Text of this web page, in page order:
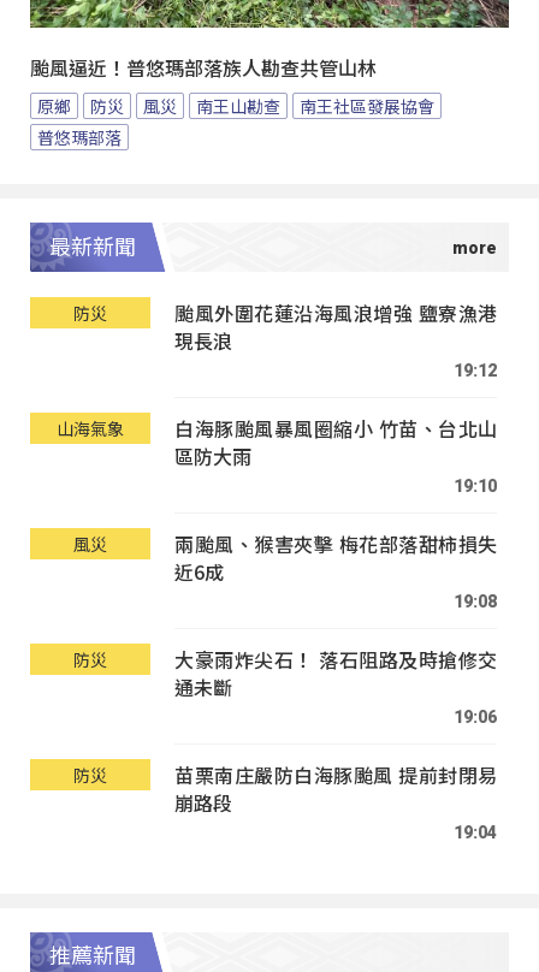
颱風逼近！普悠瑪部落族人勘查共管山林
原鄉 防災 風災 南王山勘查
南王社區發展協會
普悠瑪部落
最新新聞
防災
颱風外圍花蓮沿海風浪增強 鹽寮漁港
現長浪
19:12
山海氣象
白海豚颱風暴風圈縮小 竹苗、台北山
區防大雨
19:10
風災
兩颱風、猴害夾擊 梅花部落甜柿損失
近6成
19:08
防災
大豪雨炸尖石！ 落石阻路及時搶修交
通未斷
19:06
防災
苗栗南庄嚴防白海豚颱風 提前封閉易
崩路段
19:04
推薦新聞